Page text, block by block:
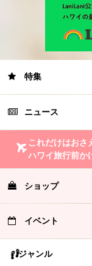
特集
ニュース
これだけはおさ
ハワイ旅行前か
ショップ
イベント
ジャンル